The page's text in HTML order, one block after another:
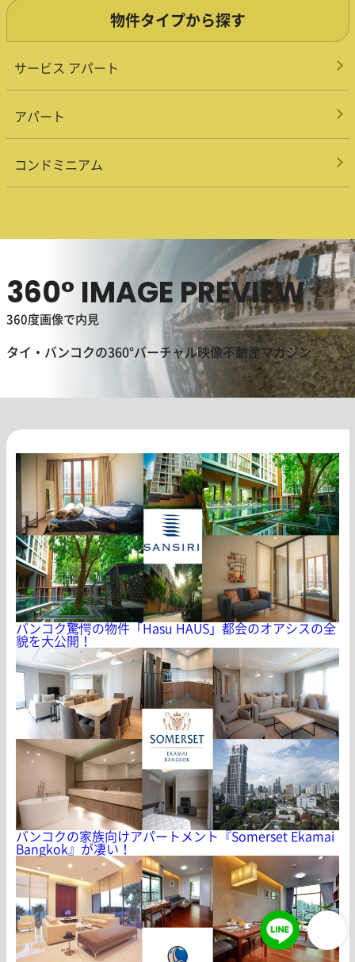
物件タイプから探す
サービス アパート
アパート
コンドミニアム
360° IMAGE PREVIEW
360度画像で内見
タイ・バンコクの360°バーチャル映像不動産マガジン
バンコク驚愕の物件「Hasu HAUS」都会のオアシスの全
貌を大公開！
バンコクの家族向けアパートメント『Somerset Ekamai
Bangkok』が凄い！